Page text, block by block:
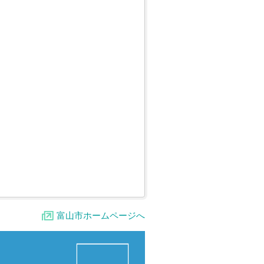
富山市ホームページへ